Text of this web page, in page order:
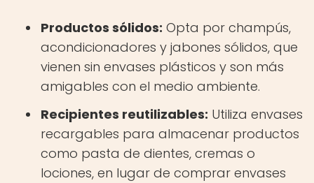
Productos sólidos: Opta por champús,
acondicionadores y jabones sólidos, que
vienen sin envases plásticos y son más
amigables con el medio ambiente.
Recipientes reutilizables: Utiliza envases
recargables para almacenar productos
como pasta de dientes, cremas o
lociones, en lugar de comprar envases